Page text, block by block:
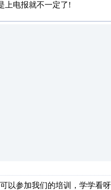
上电报就不一定了!
以参加我们的培训，学学看